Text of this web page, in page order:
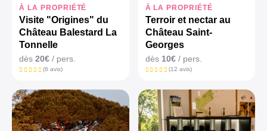
À LA PROPRIÉTÉ
Visite "Origines" du
Château Balestard La
Tonnelle
dès 20€ / pers.
(6 avis)
À LA PROPRIÉTÉ
Terroir et nectar au
Château Saint-
Georges
dès 10€/ pers.
(12 avis)